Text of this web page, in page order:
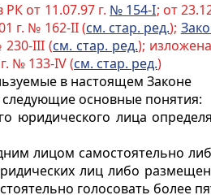
от 11.07.97 г. № 154-I; от
г. № 162-II (см. стар. ред.);
230-III (см. стар. ред.);
№ 133-IV (см. стар. ред.)
в настоящем Законе
основные понятия:
юридического лица
лицом самостоятельно
лиц либо
голосовать более